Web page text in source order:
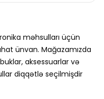
məhsulları üçün
ünvan. Mağazamızda
aksessuarlar və
diqqətlə seçilmişdir